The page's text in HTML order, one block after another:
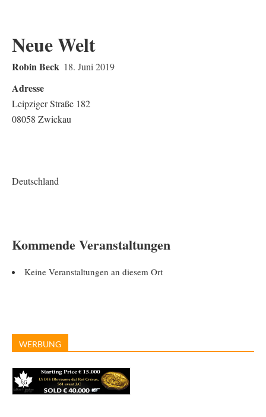
Neue Welt
Robin Beck 18. Juni 2019
Adresse
Leipziger Straße 182
08058 Zwickau
Deutschland
Kommende Veranstaltungen
Keine Veranstaltungen an diesem Ort
WERBUNG